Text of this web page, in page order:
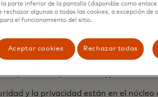
simplemente hacen doble clic en
cerca de una terminal para
Pay es segura porque se autentica
del dispositivo, así como con un
Apple Pay se puede emplear en
sin contacto, incluidos
colmados, teleféricos, plazas
y la privacidad están en el
la parte inferior de la pantalla (disponible como
rechazar algunas o todas las cookies, a excepción
el funcionamiento del sitio.
Aceptar cookies Rechazar todas